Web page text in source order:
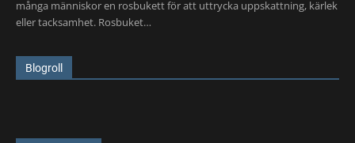
många människor en rosbukett för att uttrycka uppskattning, kärlek
eller tacksamhet. Rosbuket…
Blogroll